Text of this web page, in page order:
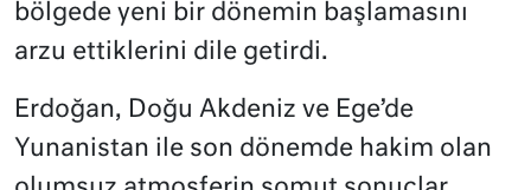
bölgede yeni bir dönemin başlamasını
arzu ettiklerini dile getirdi.
Erdoğan, Doğu Akdeniz ve Ege’de
Yunanistan ile son dönemde hakim olan